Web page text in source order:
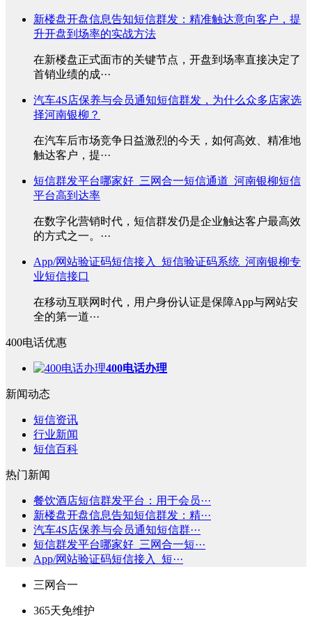
新楼盘开盘信息告知短信群发：精准触达意向客户，提
升开盘到场率的实战方法
在新楼盘正式面市的关键节点，开盘到场率直接决定了
首销业绩的成···
汽车4S店保养与会员通知短信群发，为什么众多店家选
择河南银柳？
在汽车后市场竞争日益激烈的今天，如何高效、精准地
触达客户，提···
短信群发平台哪家好_三网合一短信通道_河南银柳短信
平台高到达率
在数字化营销时代，短信群发仍是企业触达客户最高效
的方式之一。···
App/网站验证码短信接入_短信验证码系统_河南银柳专
业短信接口
在移动互联网时代，用户身份认证是保障App与网站安
全的第一道···
400电话优惠
400电话办理
新闻动态
短信资讯
行业新闻
短信百科
热门新闻
餐饮酒店短信群发平台：用于会员···
新楼盘开盘信息告知短信群发：精···
汽车4S店保养与会员通知短信群···
短信群发平台哪家好_三网合一短···
App/网站验证码短信接入_短···
三网合一
365天免维护